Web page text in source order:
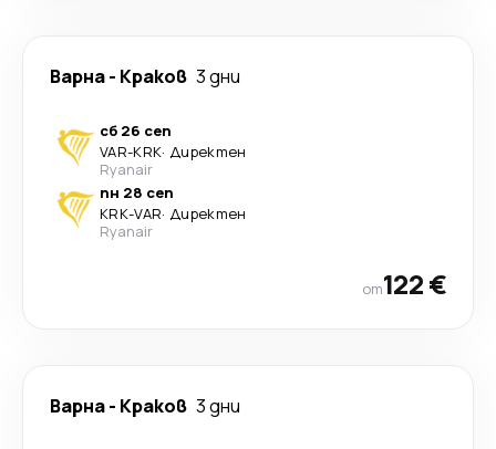
Варна- Краков 3 дни
сб 26 сеп
VAR-KRK· Директен
Ryanair
пн 28 сеп
KRK-VAR· Директен
Ryanair
от122 €
Варна- Краков 3 дни